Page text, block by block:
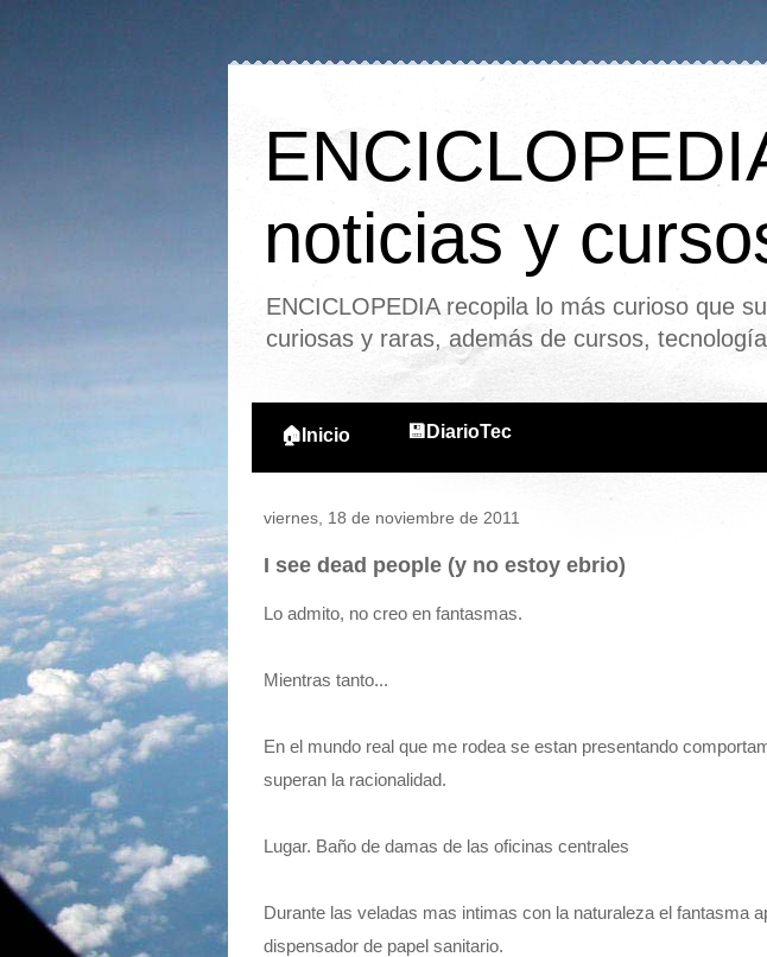
noticias y
ENCICLOPEDIA recopila lo más curioso que
curiosas y raras, además de cursos,
🏠Inicio 💾DiarioTec
viernes, 18 de noviembre de 2011
I see dead people (y no estoy ebrio)
Lo admito, no creo en fantasmas.
Mientras tanto...
En el mundo real que me rodea se estan presentando
superan la racionalidad.
Lugar. Baño de damas de las oficinas centrales
Durante las veladas mas intimas con la naturaleza el fantasma
dispensador de papel sanitario.